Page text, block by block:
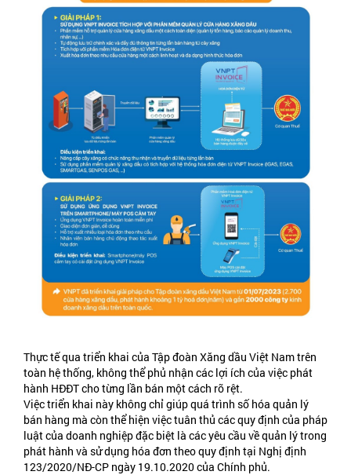
Thực tế qua triển khai của Tập đoàn Xăng dầu Việt Nam trên
toàn hệ thống, không thể phủ nhận các lợi ích của việc phát
hành HĐĐT cho từng lần bán một cách rõ rệt.
Việc triển khai này không chỉ giúp quá trình số hóa quản lý
bán hàng mà còn thể hiện việc tuân thủ các quy định của pháp
luật của doanh nghiệp đặc biệt là các yêu cầu về quản lý trong
phát hành và sử dụng hóa đơn theo quy định tại Nghị định
123/2020/NĐ-CP ngày 19.10.2020 của Chính phủ.